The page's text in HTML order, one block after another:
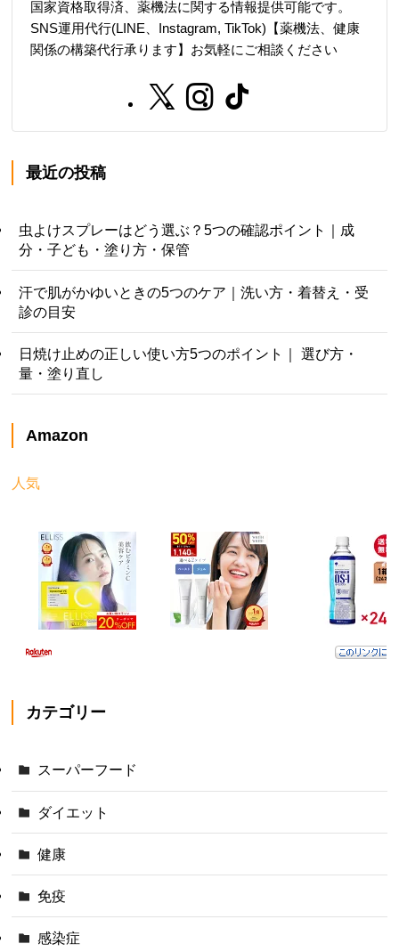
国家資格取得済、薬機法に関する情報提供可能です。
SNS運用代行(LINE、Instagram, TikTok)【薬機法、健康
関係の構築代行承ります】お気軽にご相談ください
最近の投稿
虫よけスプレーはどう選ぶ？5つの確認ポイント｜成
分・子ども・塗り方・保管
汗で肌がかゆいときの5つのケア｜洗い方・着替え・受
診の目安
日焼け止めの正しい使い方5つのポイント｜ 選び方・
量・塗り直し
Amazon
人気
カテゴリー
スーパーフード
ダイエット
健康
免疫
感染症